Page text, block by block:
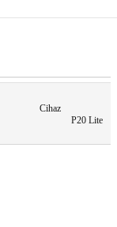
Cihaz
P20 Lite